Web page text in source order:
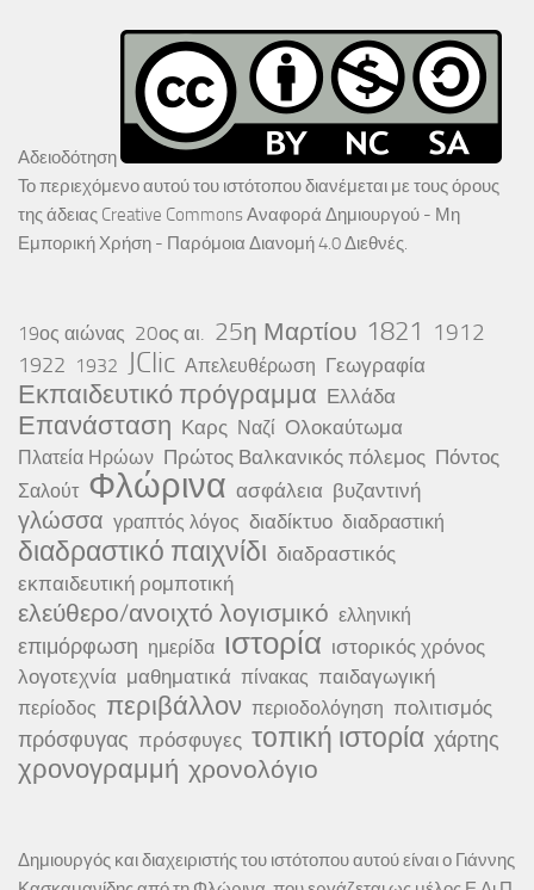
Αδειοδότηση
Το περιεχόμενο αυτού του ιστότοπου διανέμεται με τους όρους
της άδειας Creative Commons Αναφορά Δημιουργού - Μη
Εμπορική Χρήση - Παρόμοια Διανομή 4.0 Διεθνές.
19ος αιώνας 20ος αι. 25η Μαρτίου 1821 1912
1922 1932 JClic Απελευθέρωση Γεωγραφία
Εκπαιδευτικό πρόγραμμα Ελλάδα
Επανάσταση Καρς Ναζί Ολοκαύτωμα
Πλατεία Ηρώων Πρώτος Βαλκανικός πόλεμος Πόντος
Σαλούτ Φλώρινα ασφάλεια βυζαντινή
γλώσσα γραπτός λόγος διαδίκτυο διαδραστική
διαδραστικό παιχνίδι διαδραστικός
εκπαιδευτική ρομποτική
ελεύθερο/ανοιχτό λογισμικό ελληνική
επιμόρφωση ημερίδα ιστορία ιστορικός χρόνος
λογοτεχνία μαθηματικά πίνακας παιδαγωγική
περίοδος περιβάλλον περιοδολόγηση πολιτισμός
πρόσφυγας πρόσφυγες τοπική ιστορία χάρτης
χρονογραμμή χρονολόγιο
Δημιουργός και διαχειριστής του ιστότοπου αυτού είναι ο Γιάννης